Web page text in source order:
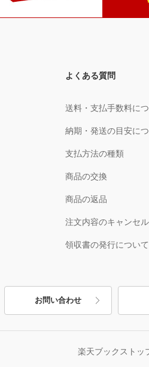
よくある質問
送料・支払手数料に
納期・発送の目安に
支払方法の種類
商品の交換
商品の返品
注文内容のキャンセ
領収書の発行について
お問い合わせ
楽天ブックストッ